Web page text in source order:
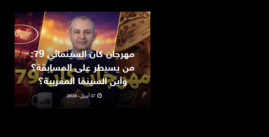
مهرجان كان السينمائي 79:
من يسيطر على المسابقة؟
وأين السينما المغربية؟
17 أبريل، 2026